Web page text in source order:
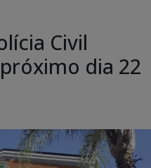
Civil
dia 22